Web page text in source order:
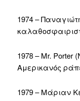
1974 –
1978 – Mr. Porter
Αμερικανός
1979 – Μάριαν